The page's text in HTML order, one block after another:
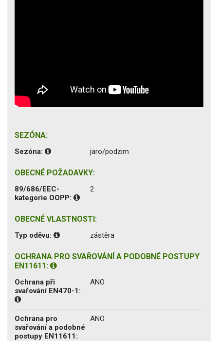
SEZÓNA:
Sezóna: jaro/podzim
OBECNÉ POŽADAVKY:
89/686/EEC-
kategorie OOPP:
2
OBECNÉ VLASTNOSTI:
Typ oděvu: zástěra
OCHRANA PRO SVAŘOVÁNÍ A PODOBNÉ POSTUPY
EN11611:
Ochrana při
svařování EN470-1:
ANO
Ochrana pro
svařování a podobné
postupy EN11611:
ANO